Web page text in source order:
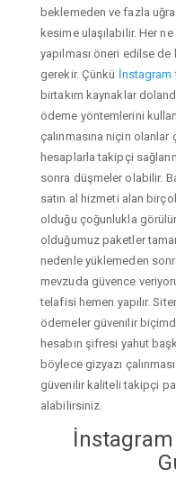
beklemeden ve fazla
kesime ulaşılabilir. Her
yapılması öneri edilse
gerekir. Çünkü İnstagram
birtakım kaynaklar
ödeme yöntemlerini
çalınmasına niçin olanlar
hesaplarla takipçi
sonra düşmeler olabilir.
satın al hizmeti alan
olduğu çoğunlukla
olduğumuz paketler
nedenle yüklemeden
mevzuda güvence
telafisi hemen yapılır.
ödemeler güvenilir
hesabın şifresi yahut
böylece gizyazı
güvenilir kaliteli takipçi
alabilirsiniz.
İnstagram